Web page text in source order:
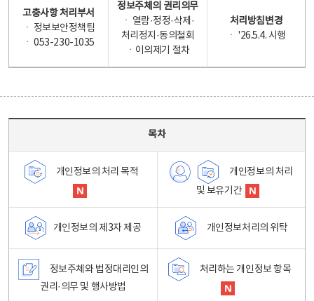
고충사항 처리부서
ㆍ 정보보안정책팀
ㆍ 053-230-1035
정보주체의 권리의무
ㆍ 열람·정정·삭제·
처리정지·동의철회
ㆍ이의제기 절차
처리방침변경
ㆍ '26.5.4. 시행
목차
개인정보의 처리 목적
개인정보의 처리
및 보유기간
개인정보의 제3자 제공 개인정보처리의 위탁
정보주체와 법정대리인의
권리·의무 및 행사방법
처리하는 개인정보 항목